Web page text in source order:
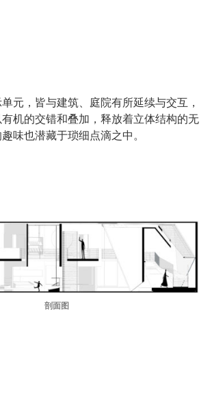
元，皆与建筑、庭院有所延续与交互，
机的交错和叠加，释放着立体结构的无
味也潜藏于琐细点滴之中。
剖面图